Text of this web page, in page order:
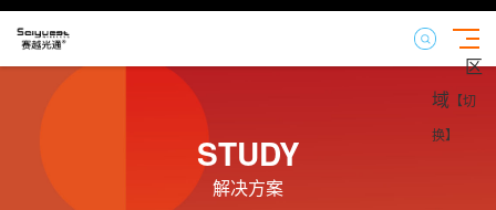
区
域 【切
换】
STUDY
解决方案